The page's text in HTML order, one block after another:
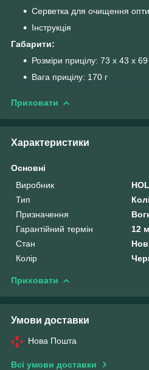
Серветка для очищення
Інструкція
Габарити:
Розміри прицілу: 73 x 43 x
Вага прицілу: 170 г
Приховати
Характеристики
Основні
Виробник
Тип
Призначення
Гарантійний термін
12
Стан
Колір
Приховати
Умови доставки
Нова Пошта
Всі умови доставки